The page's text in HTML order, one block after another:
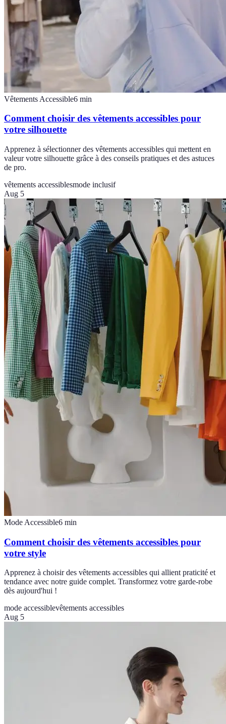
Vêtements Accessible6 min
Comment choisir des vêtements accessibles pour
votre silhouette
Apprenez à sélectionner des vêtements accessibles qui mettent en
valeur votre silhouette grâce à des conseils pratiques et des astuces
de pro.
vêtements accessiblesmode inclusif
Aug 5
Mode Accessible6 min
Comment choisir des vêtements accessibles pour
votre style
Apprenez à choisir des vêtements accessibles qui allient praticité et
tendance avec notre guide complet. Transformez votre garde-robe
dès aujourd'hui !
mode accessiblevêtements accessibles
Aug 5